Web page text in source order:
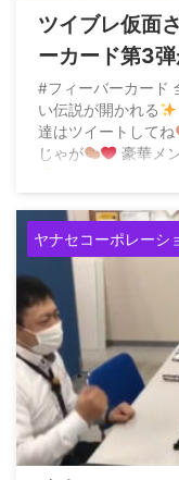
ツイブレ仮面
ーカード第3
せる
#フィーバーカード
い伝説が開かれる
達はツイートしてね
じゃが
豪華メ
ヤナセコーポレーシ